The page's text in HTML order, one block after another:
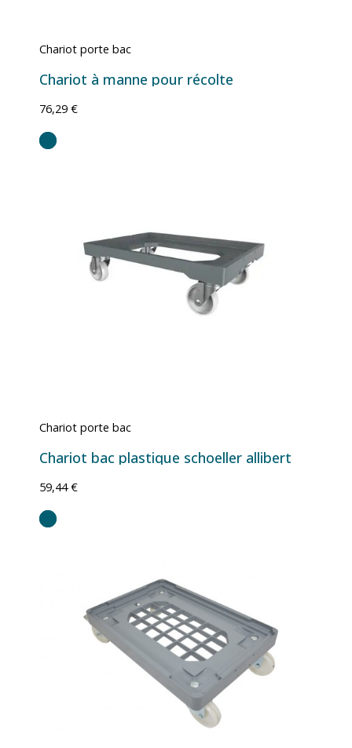
Chariot porte bac
Chariot à manne pour récolte
76,29 €
Chariot porte bac
Chariot bac plastique schoeller allibert
59,44 €